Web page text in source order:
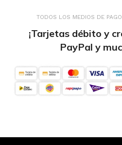
TODOS LOS MEDIOS DE
¡Tarjetas débito y
PayPal y